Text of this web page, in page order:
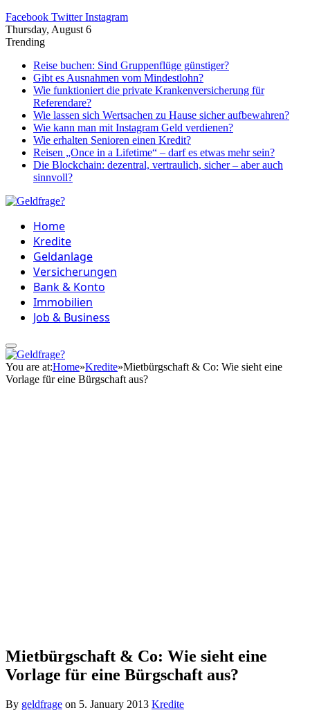
Facebook Twitter Instagram
Thursday, August 6
Trending
Reise buchen: Sind Gruppenflüge günstiger?
Gibt es Ausnahmen vom Mindestlohn?
Wie funktioniert die private Krankenversicherung für
Referendare?
Wie lassen sich Wertsachen zu Hause sicher aufbewahren?
Wie kann man mit Instagram Geld verdienen?
Wie erhalten Senioren einen Kredit?
Reisen „Once in a Lifetime“ – darf es etwas mehr sein?
Die Blockchain: dezentral, vertraulich, sicher – aber auch
sinnvoll?
Home
Kredite
Geldanlage
Versicherungen
Bank & Konto
Immobilien
Job & Business
You are at:Home»Kredite»Mietbürgschaft & Co: Wie sieht eine
Vorlage für eine Bürgschaft aus?
Mietbürgschaft & Co: Wie sieht eine
Vorlage für eine Bürgschaft aus?
By geldfrage on 5. January 2013 Kredite